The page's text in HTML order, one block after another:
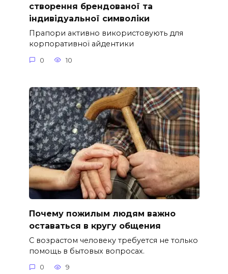
створення брендованої та
індивідуальної символіки
Прапори активно використовують для
корпоративної айдентики
0 10
Почему пожилым людям важно
оставаться в кругу общения
С возрастом человеку требуется не только
помощь в бытовых вопросах.
0 9